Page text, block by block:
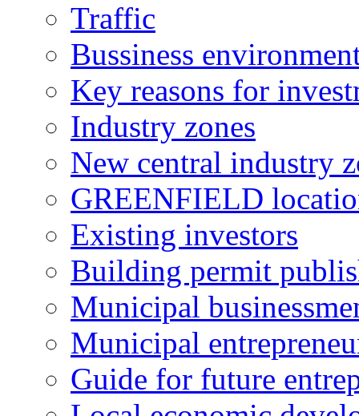
Traffic
Bussiness
Key reasons for
Industry zones
New central industry
GREENFIELD
Existing investors
Building permit
Municipal
Municipal
Guide for future